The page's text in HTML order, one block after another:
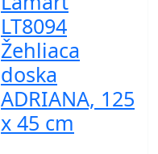
LT8094
Žehliaca
doska
ADRIANA, 125
x 45 cm